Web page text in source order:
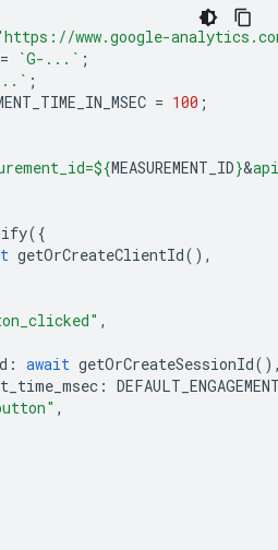
www.google-
= `G-...` ;
;
= 100 ;
${MEASUREMENT_ID}&
({
getOrCreateClientId(),
,
: await getOrCreateSessionId
:
,